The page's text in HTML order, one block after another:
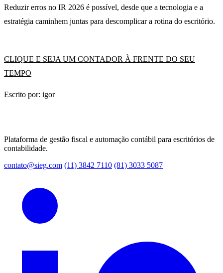
Reduzir erros no IR 2026 é possível, desde que a tecnologia e a
estratégia caminhem juntas para descomplicar a rotina do escritório.
CLIQUE E SEJA UM CONTADOR À FRENTE DO SEU
TEMPO
Escrito por: igor
Plataforma de gestão fiscal e automação contábil para escritórios de
contabilidade.
contato@sieg.com (11) 3842 7110 (81) 3033 5087